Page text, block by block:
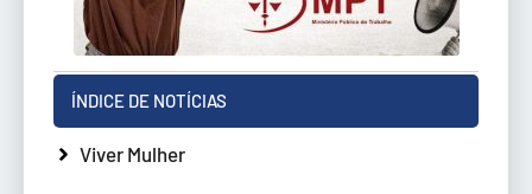
ÍNDICE DE NOTÍCIAS
Viver Mulher